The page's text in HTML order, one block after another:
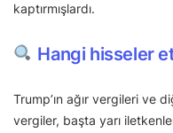
kaptırmışlardı.
Hangi hisseler
Trump’ın ağır vergileri ve
vergiler, başta yarı